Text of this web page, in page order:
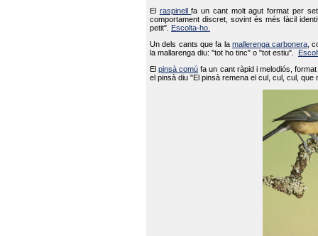
El raspinellfa un cant molt agut format per
comportament discret, sovint és més fàcil
petit".
Escolta-ho.
Un dels cants que fa la mallerenga carbonera ,
la mallarenga diu: "tot ho tinc" o "tot estiu".
Elpinsà comú fa un cant ràpid i melodiós,
el pinsà diu "El pinsà remena el cul, cul, cul,